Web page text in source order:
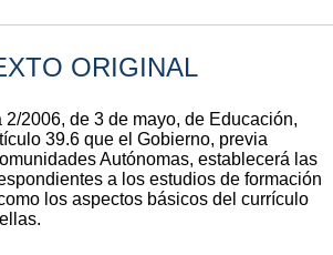
ORIGINAL
2/2006, de 3 de mayo, de Educación,
39.6 que el Gobierno, previa
Autónomas, establecerá las
a los estudios de formación
los aspectos básicos del currículo